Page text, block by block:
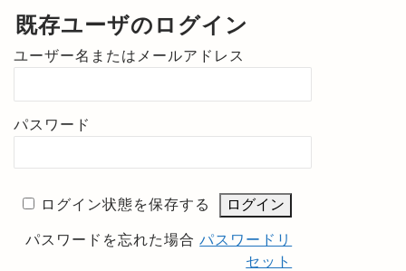
既存ユーザのログイン
ユーザー名またはメールアドレス
パスワード
ログイン状態を保存する
パスワードを忘れた場合パスワードリ
セット